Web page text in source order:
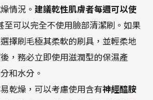
情況。 建議乾性肌膚者每週可以使
至可以完全不使用臉部清潔刷。如果
擇刷毛極其柔軟的刷具，並輕柔地
，務必立即使用滋潤型的保濕產
和水分。
乾燥，可以考慮使用含有神經醯胺